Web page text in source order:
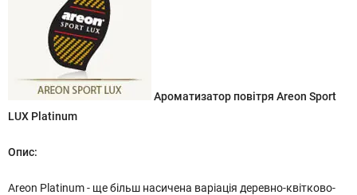
Ароматизатор повітря Areon Sport
LUX Platinum
Опис:
Areon Platinum - ще більш насичена варіація деревно-квітково-